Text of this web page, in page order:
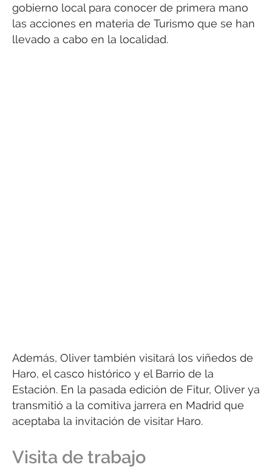
gobierno local para conocer de primera mano
las acciones en materia de Turismo que se han
llevado a cabo en la localidad.
Además, Oliver también visitará los viñedos de
Haro, el casco histórico y el Barrio de la
Estación. En la pasada edición de Fitur, Oliver ya
transmitió a la comitiva jarrera en Madrid que
aceptaba la invitación de visitar Haro.
Visita de trabajo